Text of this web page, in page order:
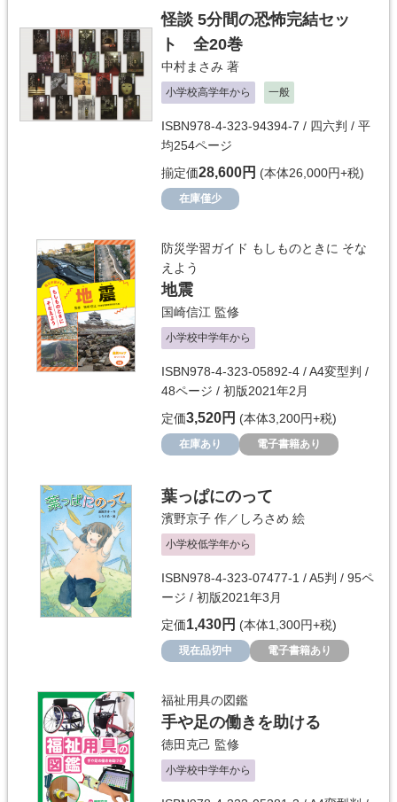
怪談 5分間の恐怖完結セッ
ト 全20巻
中村まさみ 著
小学校高学年から 一般
ISBN978-4-323-94394-7 / 四六判 / 平
均254ページ
揃定価28,600円 (本体26,000円+税)
在庫僅少
防災学習ガイド もしものときに そな
えよう
地震
国崎信江 監修
小学校中学年から
ISBN978-4-323-05892-4 / A4変型判 /
48ページ / 初版2021年2月
定価3,520円 (本体3,200円+税)
在庫あり 電子書籍あり
葉っぱにのって
濱野京子 作／ しろさめ 絵
小学校低学年から
ISBN978-4-323-07477-1 / A5判 / 95ペ
ージ / 初版2021年3月
定価1,430円 (本体1,300円+税)
現在品切中 電子書籍あり
福祉用具の図鑑
手や足の働きを助ける
徳田克己 監修
小学校中学年から